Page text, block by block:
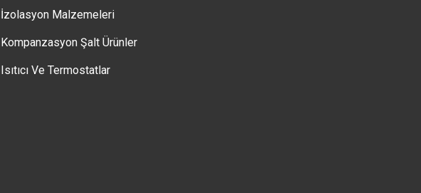
İzolasyon Malzemeleri
Kompanzasyon Şalt Ürünler
Isıtıcı Ve Termostatlar